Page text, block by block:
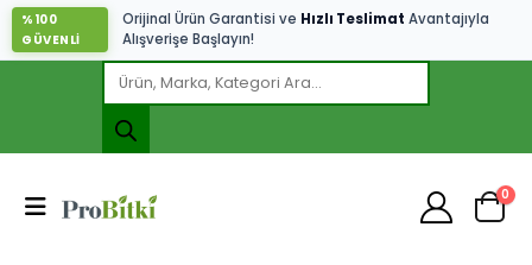
%100
GÜVENLİ
Orijinal Ürün Garantisi ve Hızlı Teslimat Avantajıyla
Alışverişe Başlayın!
0